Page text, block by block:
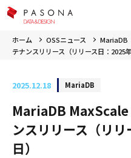
ホーム OSSニュース MariaDB
テナンスリリース（リリース日：2025
2025.12.18 MariaDB
MariaDB MaxScale
ンスリリース（リ
日）